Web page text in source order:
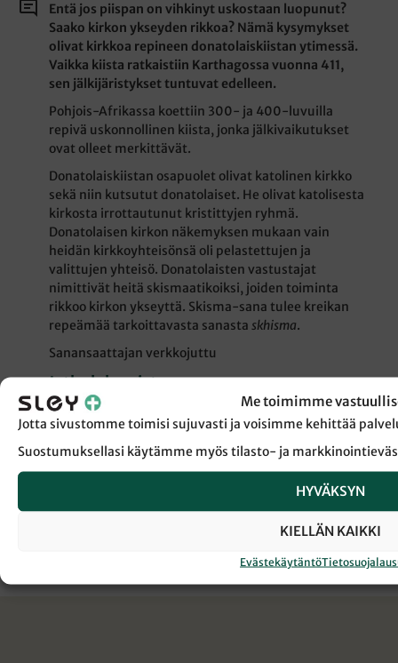
Me toimimme
Jotta sivustomme toimisi sujuvasti ja voisimme kehittää
Suostumuksellasi käytämme myös tilasto- ja
HYVÄKSYN
KIELLÄN KAIKKI
Evästekäytäntö
Entä jos piispan on vihkinyt uskostaan luopunut?
Saako kirkon ykseyden rikkoa? Nämä kysymykset
olivat kirkkoa repineen donatolaiskiistan ytimessä.
Vaikka kiista ratkaistiin Karthagossa vuonna 411,
sen jälkijäristykset tuntuvat edelleen.
Pohjois-Afrikassa koettiin 300- ja 400-luvuilla
repivä uskonnollinen kiista, jonka jälkivaikutukset
ovat olleet merkittävät.
Donatolaiskiistan osapuolet olivat katolinen kirkko
sekä niin kutsutut donatolaiset. He olivat katolisesta
kirkosta irrottautunut kristittyjen ryhmä.
Donatolaisen kirkon näkemyksen mukaan vain
heidän kirkkoyhteisönsä oli pelastettujen ja
valittujen yhteisö. Donatolaisten vastustajat
nimittivät heitä skismaatikoiksi, joiden toiminta
rikkoo kirkon ykseyttä. Skisma-sana tulee kreikan
repeämää tarkoittavasta sanastaskhisma.
Sanansaattajan verkkojuttu
Jatka lukemista
Sanansaattajan verkkojutut ovat tilaajille.
Tilaamalla jatkat lukemista heti ja tuet samalla
laadukasta kristillistä journalismia.
JATKA LUKEMISTA